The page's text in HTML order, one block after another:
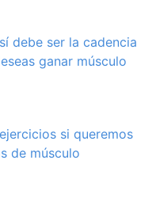
debe ser la cadencia
ganar músculo
si queremos
de músculo